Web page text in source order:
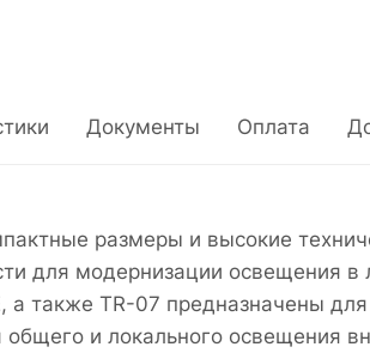
Документы Оплата
размеры и высокие
для модернизации освещения
а также TR-07 предназначены
и локального освещения